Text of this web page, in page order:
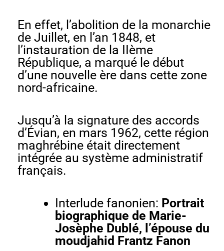
En effet, l’abolition de la monarchie
de Juillet, en l’an 1848, et
l’instauration de la IIème
République, a marqué le début
d’une nouvelle ère dans cette zone
nord-africaine.
Jusqu’à la signature des accords
d’Évian, en mars 1962, cette région
maghrébine était directement
intégrée au système administratif
français.
Interlude fanonien: Portrait
biographique de Marie-
Josèphe Dublé, l’épouse du
moudjahid Frantz Fanon